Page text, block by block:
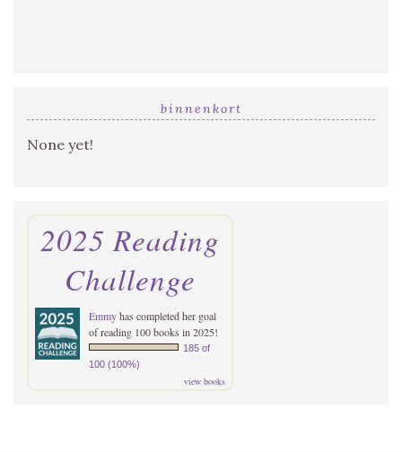
binnenkort
None yet!
2025 Reading
Challenge
Emmyhas completed her goal
of reading 100 books in 2025!
185 of
100 (100%)
view books